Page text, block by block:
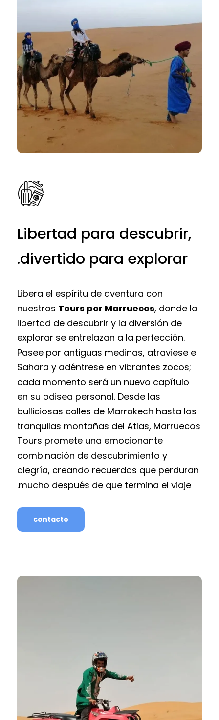
Libertad para descubrir,
divertido para explorar.
Libera el espíritu de aventura con
nuestros Tours por Marruecos, donde la
libertad de descubrir y la diversión de
explorar se entrelazan a la perfección.
Pasee por antiguas medinas, atraviese el
Sahara y adéntrese en vibrantes zocos;
cada momento será un nuevo capítulo
en su odisea personal. Desde las
bulliciosas calles de Marrakech hasta las
tranquilas montañas del Atlas, Marruecos
Tours promete una emocionante
combinación de descubrimiento y
alegría, creando recuerdos que perduran
mucho después de que termina el viaje.
contacto